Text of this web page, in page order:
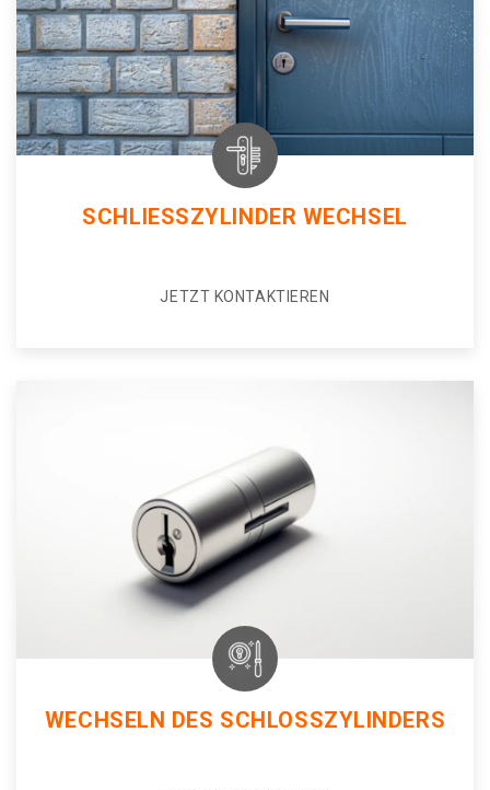
SCHLIESSZYLINDER WECHSEL
JETZT KONTAKTIEREN
WECHSELN DES SCHLOSSZYLINDERS